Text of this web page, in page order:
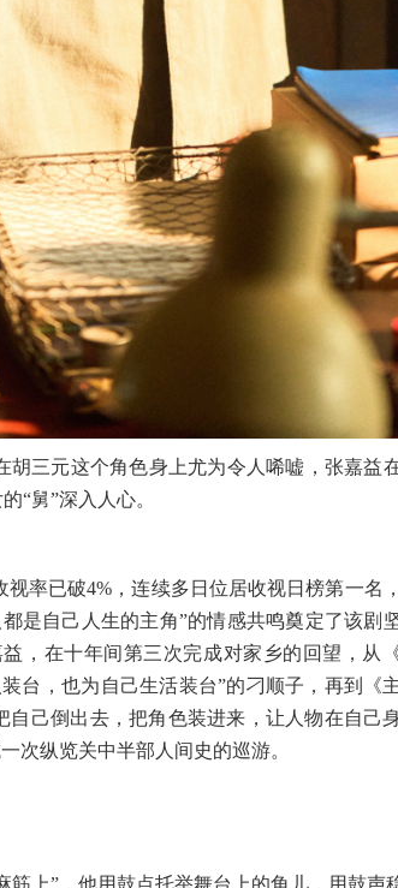
胡三元这个角色身上尤为令人唏嘘，张嘉益
“舅”深入人心。
率已破4%，连续多日位居收视日榜第一名
是自己人生的主角”的情感共鸣奠定了该剧
，在十年间第三次完成对家乡的回望，从
台，也为自己生活装台”的刁顺子，再到《
己倒出去，把角色装进来，让人物在自己
次纵览关中半部人间史的巡游。
筋上”，他用鼓点托举舞台上的角儿，用鼓声